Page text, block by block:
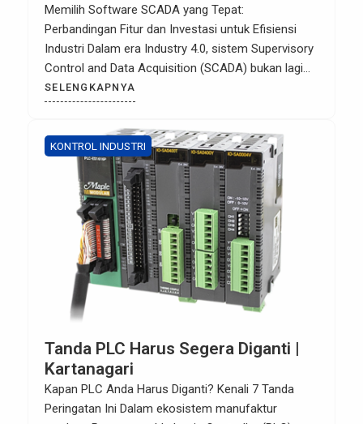
Memilih Software SCADA yang Tepat:
Perbandingan Fitur dan Investasi untuk Efisiensi
Industri Dalam era Industry 4.0, sistem Supervisory
Control and Data Acquisition (SCADA) bukan lagi
sekadar alat monitoring, melainkan tulang
punggung pengambilan keputusan berbasis data
secara real-time. Namun, dengan banyaknya pilihan
di pasar, pemilihan software seringkali menjadi
tantangan tersendiri bagi manajemen. Pemilihan
SCADA yang tepat […]
SELENGKAPNYA
KONTROL INDUSTRI
Tanda PLC Harus Segera Diganti |
Kartanagari
Kapan PLC Anda Harus Diganti? Kenali 7 Tanda
Peringatan Ini Dalam ekosistem manufaktur